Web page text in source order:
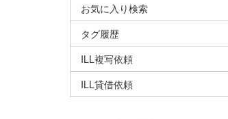
お気に入り検索
タグ履歴
ILL複写依頼
ILL貸借依頼